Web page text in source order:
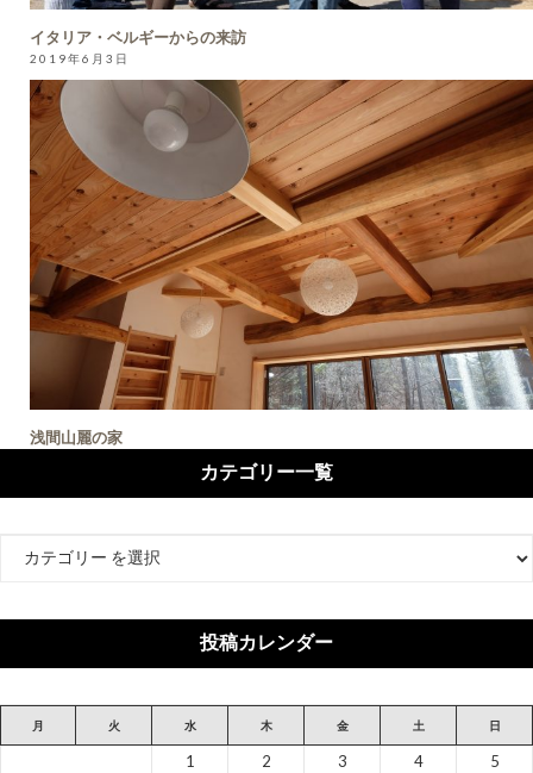
イタリア・ベルギーからの来訪
2019年6月3日
浅間山麗の家
カテゴリー一覧
リ
投稿カレンダー
月 火 水 木 金 土 日
1 2 3 4
5